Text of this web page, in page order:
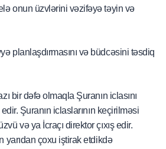
onun üzvlərini vəzifəyə təyin və
planlaşdırmasını və büdcəsini təsdiq
bir dəfə olmaqla Şuranın iclasını
Şuranın iclaslarının keçirilməsi
və ya İcraçı direktor çıxış edir.
yarıdan çoxu iştirak etdikdə